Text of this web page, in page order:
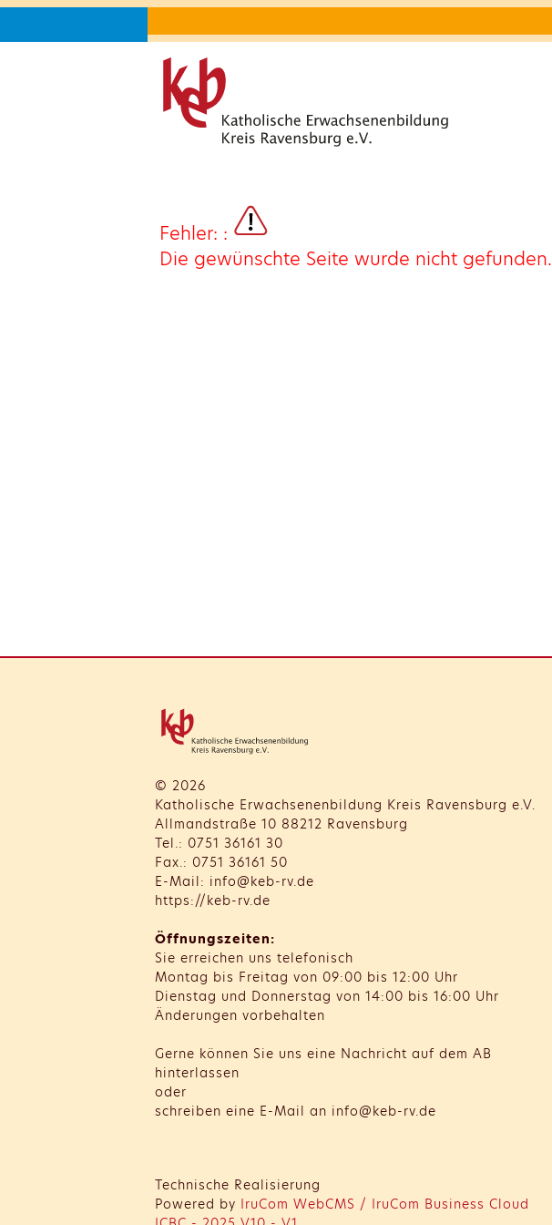
Fehler: :
Die gewünschte Seite wurde nicht gefunden.
© 2026
Katholische Erwachsenenbildung Kreis Ravensburg e.V.
Allmandstraße 10 88212 Ravensburg
Tel.: 0751 36161 30
Fax.: 0751 36161 50
E-Mail: info@keb-rv.de
https://keb-rv.de
Öffnungszeiten:
Sie erreichen uns telefonisch
Montag bis Freitag von 09:00 bis 12:00 Uhr
Dienstag und Donnerstag von 14:00 bis 16:00 Uhr
Änderungen vorbehalten
Gerne können Sie uns eine Nachricht auf dem AB
hinterlassen
oder
schreiben eine E-Mail an info@keb-rv.de
Technische Realisierung
Powered by IruCom WebCMS / IruCom Business Cloud